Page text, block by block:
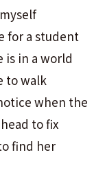
for a student
is in a world
to walk
when the
to fix
find her